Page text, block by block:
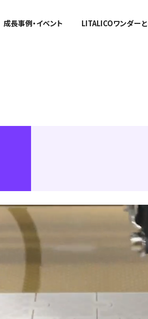
成長事例・イベント LITALICOワンダー